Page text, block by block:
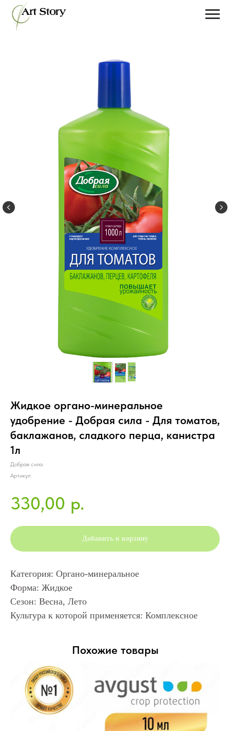
Жидкое органо-минеральное
удобрение - Добрая сила - Для томатов,
баклажанов, сладкого перца, канистра
1л
Добрая сила
Артикул:
330,00 р.
Добавить в корзину
Категория: Органо-минеральное
Форма: Жидкое
Сезон: Весна, Лето
Культура к которой применяется: Комплексное
Похожие товары